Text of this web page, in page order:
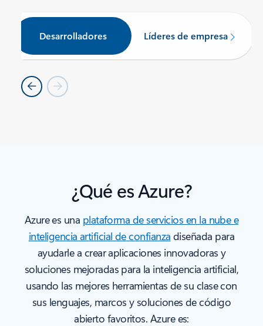
Desarrolladores Líderes de empresa
¿Qué es Azure?
Azure es una plataforma de servicios en la nube e
inteligencia artificial de confianza diseñada para
ayudarle a crear aplicaciones innovadoras y
soluciones mejoradas para la inteligencia artificial,
usando las mejores herramientas de su clase con
sus lenguajes, marcos y soluciones de código
abierto favoritos. Azure es: